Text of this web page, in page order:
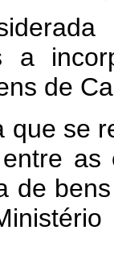
a
de
que se
as
de